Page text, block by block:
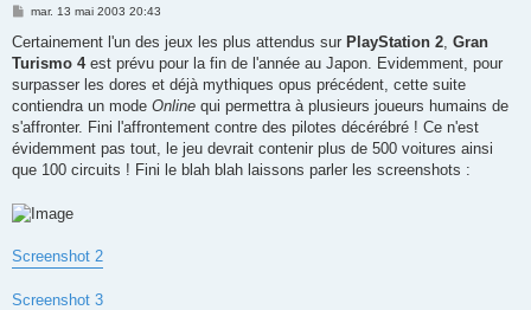
M
s
a
g
mar. 13 mai 2003 20:43
Certainement l'un des jeux les plus attendus sur PlayStation 2, Gran
Turismo 4est prévu pour la fin de l'année au Japon. Evidemment, pour
surpasser les dores et déjà mythiques opus précédent, cette suite
contiendra un mode Online qui permettra à plusieurs joueurs humains de
s'affronter. Fini l'affrontement contre des pilotes décérébré ! Ce n'est
évidemment pas tout, le jeu devrait contenir plus de 500 voitures ainsi
que 100 circuits ! Fini le blah blah laissons parler les screenshots :
Screenshot 2
Screenshot 3